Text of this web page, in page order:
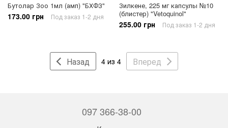
Бутолар Зоо 1мл (амп) "БХФЗ"
173.00 грн Под заказ 1-2 дня
Зилкене, 225 мг капсулы №10
(блистер) "Vetoquinol"
255.00 грн Под заказ 1-2 дня
Назад 4 из 4 Вперед
097 366-38-00